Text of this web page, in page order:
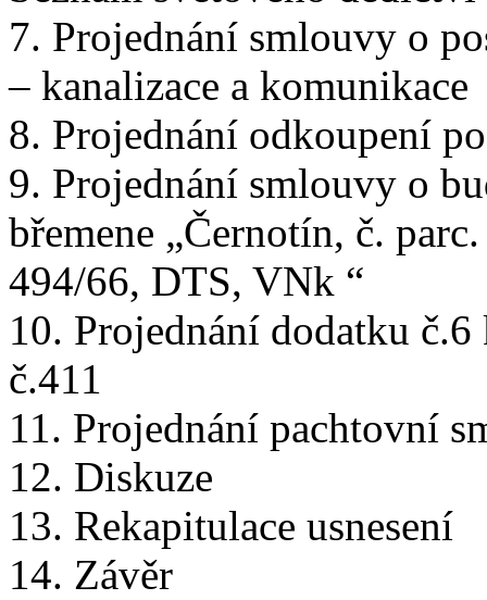
7. Projednání smlouvy o
– kanalizace a komunikace
8. Projednání odkoupení
9. Projednání smlouvy o
břemene „Černotín, č. parc.
494/66, DTS, VNk “
10. Projednání dodatku
č.411
11. Projednání pachtovní
12. Diskuze
13. Rekapitulace usnesení
14. Závěr